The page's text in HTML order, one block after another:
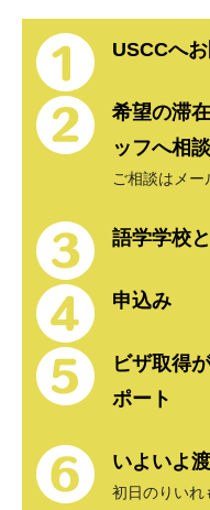
USCCへ
希望の滞
ッフへ相談
ご相談はメー
語学学校
申込み
ビザ取得
ポート
いよいよ
初日のりいれ